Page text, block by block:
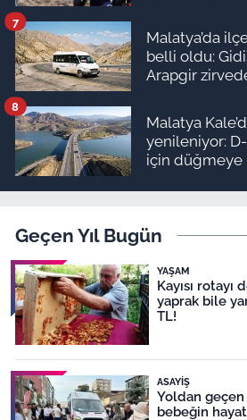
Malatya’da
belli oldu:
Arapgir
7
Malatya
yenileniyor:
için düğmeye
8
Geçen Yıl Bugün
YAŞAM
Kayısı rotayı
yaprak bile
TL!
ASAYIŞ
Yoldan geçen
bebeğin